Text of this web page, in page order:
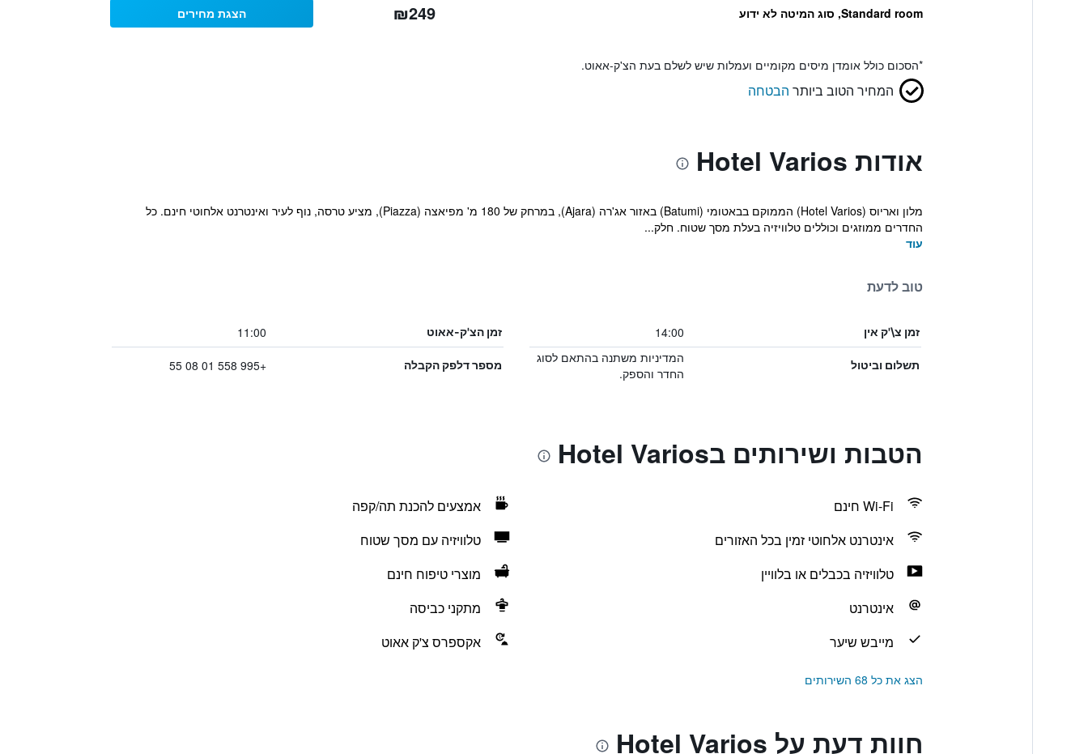
Standard room, סוג המיטה לא ידוע ₪249 הצגת מחירים
*הסכום כולל אומדן מיסים מקומיים ועמלות שיש לשלם בעת הצ'ק-אאוט.
המחיר הטוב ביותר הבטחה
אודות Hotel Varios
מלון ואריוס (Hotel Varios) הממוקם בבאטומי (Batumi) באזור אג'רה (Ajara), במרחק של 180 מ' מפיאצה (Piazza), מציע טרסה, נוף לעיר ואינטרנט אלחוטי חינם. כל
החדרים ממוזגים וכוללים טלוויזיה בעלת מסך שטוח. חלק...
עוד
טוב לדעת
זמן צ\'ק אין 14:00 זמן הצ'ק-אאוט 11:00
תשלום וביטול
המדיניות משתנה בהתאם לסוג
החדר והספק.
מספר דלפק הקבלה +995 558 01 08 55
הטבות ושירותים בHotel Varios
Wi-Fi חינם
אמצעים להכנת תה/קפה
אינטרנט אלחוטי זמין בכל האזורים
טלוויזיה עם מסך שטוח
טלוויזיה בכבלים או בלוויין
מוצרי טיפוח חינם
אינטרנט
מתקני כביסה
מייבש שיער
אקספרס צ'ק אאוט
הצג את כל 68 השירותים
חוות דעת על Hotel Varios